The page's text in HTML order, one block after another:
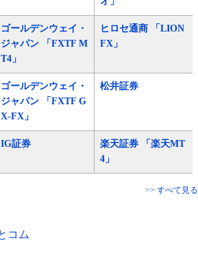
ゴールデンウェイ・
ジャパン 「FXTF M
T4」
ヒロセ通商 「LION
FX」
ゴールデンウェイ・
ジャパン 「FXTF G
X-FX」
松井証券
IG証券
楽天証券 「楽天MT
4」
>> すべて見る